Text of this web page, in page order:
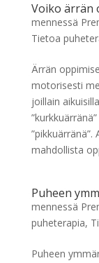
Voiko ärrän
mennessä
Tietoa
Ärrän
motorisesti
joillain
mahdollista
Puheen
mennessä
puheterapia,
Puheen